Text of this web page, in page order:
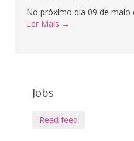
No próximo dia 09 de maio
Ler Mais →
Jobs
Read feed